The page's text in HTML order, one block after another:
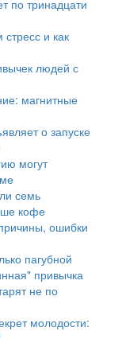
по тринадцати
и как
людей с
магнитные
о запуске
могут
семь
кофе
ошибки
пагубной
привычка
не по
молодости: